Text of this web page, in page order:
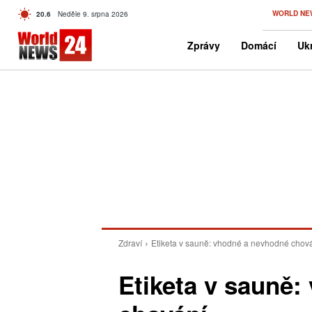
20.6 C Czech
Neděle 9. srpna 2026 WORLD
Zprávy Domácí
Zdraví Etiketa v sauně: vhodné a nevhodné
Etiketa v